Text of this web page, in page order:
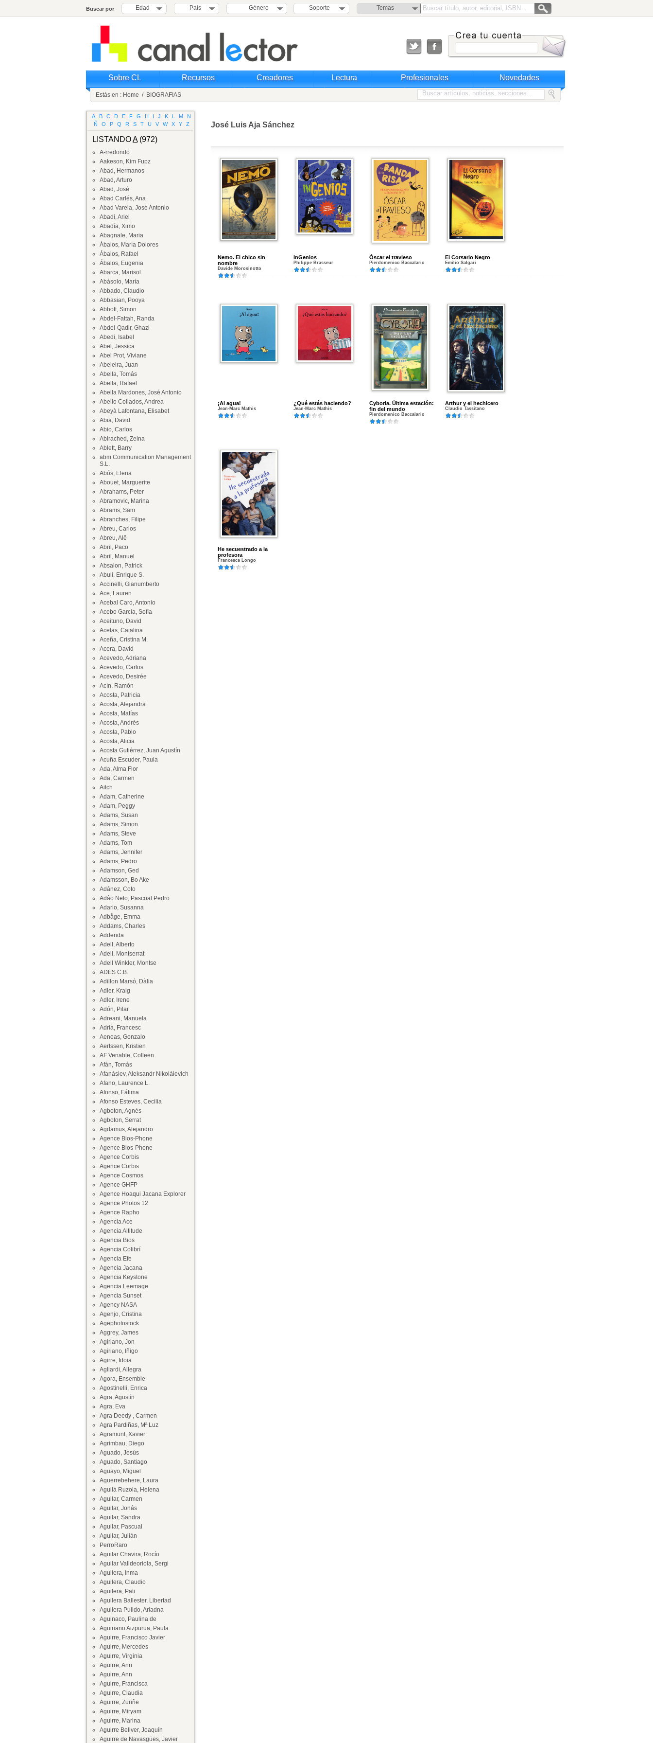
Buscar por Edad País Género Soporte Temas
Sobre CL Recursos Creadores Lectura Profesionales Novedades
Estás en : Home / BIOGRAFIAS
A B C D E F G H I J K L M
N
Ñ
O P Q R S T U V W X Y Z
LISTANDOA(972)
A-rredondo
Aakeson, Kim Fupz
Abad, Hermanos
Abad, Arturo
Abad, José
Abad Carlés, Ana
Abad Varela, José Antonio
Abadi, Ariel
Abadía, Ximo
Abagnale, Maria
Ábalos, María Dolores
Ábalos, Rafael
Ábalos, Eugenia
Abarca, Marisol
Abásolo, María
Abbado, Claudio
Abbasian, Pooya
Abbott, Simon
Abdel-Fattah, Randa
Abdel-Qadir, Ghazi
Abedi, Isabel
Abel, Jessica
Abel Prot, Viviane
Abeleira, Juan
Abella, Tomás
Abella, Rafael
Abella Mardones, José Antonio
Abello Collados, Andrea
Abeyà Lafontana, Elisabet
Abia, David
Abio, Carlos
Abirached, Zeina
Ablett, Barry
abm Communication Management
S.L.
Abós, Elena
Abouet, Marguerite
Abrahams, Peter
Abramovic, Marina
Abrams, Sam
Abranches, Filipe
Abreu, Carlos
Abreu, Alê
Abril, Paco
Abril, Manuel
Absalon, Patrick
Abulí, Enrique S.
Accinelli, Gianumberto
Ace, Lauren
Acebal Caro, Antonio
Acebo García, Sofía
Aceituno, David
Acelas, Catalina
Aceña, Cristina M.
Acera, David
Acevedo, Adriana
Acevedo, Carlos
Acevedo, Desirée
Acín, Ramón
Acosta, Patricia
Acosta, Alejandra
Acosta, Matías
Acosta, Andrés
Acosta, Pablo
Acosta, Alicia
Acosta Gutiérrez, Juan Agustín
Acuña Escuder, Paula
Ada, Alma Flor
Ada, Carmen
Aitch
Adam, Catherine
Adam, Peggy
Adams, Susan
Adams, Simon
Adams, Steve
Adams, Tom
Adams, Jennifer
Adams, Pedro
Adamson, Ged
Adamsson, Bo Ake
Adánez, Coto
Adâo Neto, Pascoal Pedro
Adario, Susanna
Adbåge, Emma
Addams, Charles
Addenda
Adell, Alberto
Adell, Montserrat
Adell Winkler, Montse
ADES C.B.
Adillon Marsó, Dàlia
Adler, Kraig
Adler, Irene
Adón, Pilar
Adreani, Manuela
Adrià, Francesc
Aeneas, Gonzalo
Aertssen, Kristien
AF Venable, Colleen
Afán, Tomás
Afanásiev, Aleksandr Nikoláievich
Afano, Laurence L.
Afonso, Fátima
Afonso Esteves, Cecilia
Agboton, Agnès
Agboton, Serrat
Agdamus, Alejandro
Agence Bios-Phone
Agence Bios-Phone
Agence Corbis
Agence Corbis
Agence Cosmos
Agence GHFP
Agence Hoaqui Jacana Explorer
Agence Photos 12
Agence Rapho
Agencia Ace
Agencia Altitude
Agencia Bios
Agencia Colibrí
Agencia Efe
Agencia Jacana
Agencia Keystone
Agencia Leemage
Agencia Sunset
Agency NASA
Agenjo, Cristina
Agephotostock
Aggrey, James
Agiriano, Jon
Agiriano, Iñigo
Agirre, Idoia
Agliardi, Allegra
Agora, Ensemble
Agostinelli, Enrica
Agra, Agustín
Agra, Eva
Agra Deedy , Carmen
Agra Pardiñas, Mª Luz
Agramunt, Xavier
Agrimbau, Diego
Aguado, Jesús
Aguado, Santiago
Aguayo, Miguel
Aguerrebehere, Laura
Aguilà Ruzola, Helena
Aguilar, Carmen
Aguilar, Jonás
Aguilar, Sandra
Aguilar, Pascual
Aguilar, Julián
PerroRaro
Aguilar Chavira, Rocío
Aguilar Valldeoriola, Sergi
Aguilera, Inma
Aguilera, Claudio
Aguilera, Pati
Aguilera Ballester, Libertad
Aguilera Pulido, Ariadna
Aguinaco, Paulina de
Aguiriano Aizpurua, Paula
Aguirre, Francisco Javier
Aguirre, Mercedes
Aguirre, Virginia
Aguirre, Ann
Aguirre, Ann
Aguirre, Francisca
Aguirre, Claudia
Aguirre, Zuriñe
Aguirre, Miryam
Aguirre, Marina
Aguirre Bellver, Joaquín
Aguirre de Navasgües, Javier
José Luis Aja Sánchez
Nemo. El chico sin
nombre
Davide Morosinotto
InGenios
Philippe Brasseur
Òscar el travieso
Pierdomenico Baccalario
El Corsario Negro
Emilio Salgari
¡Al agua!
Jean-Marc Mathis
¿Qué estás haciendo?
Jean-Marc Mathis
Cyboria. Última estación:
fin del mundo
Pierdomenico Baccalario
Arthur y el hechicero
Claudio Tassitano
He secuestrado a la
profesora
Francesca Longo